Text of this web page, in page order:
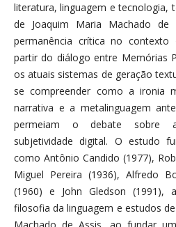
literatura, linguagem e tecnologia,
de Joaquim Maria Machado de
permanência crítica no contexto
partir do diálogo entre Memórias
os atuais sistemas de geração
se compreender como a ironia
narrativa e a metalinguagem
permeiam o debate sobre
subjetividade digital. O estudo
como Antônio Candido (1977),
Miguel Pereira (1936), Alfredo
(1960) e John Gledson (1991),
filosofia da linguagem e estudos